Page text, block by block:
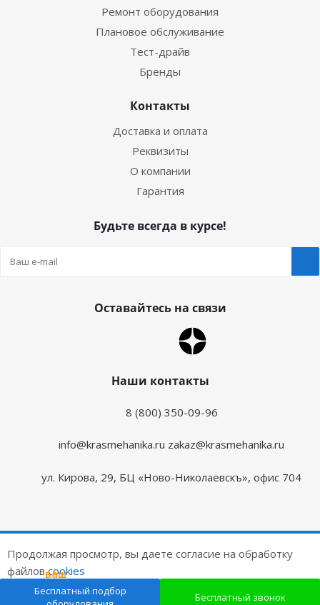
Ремонт оборудования
Плановое обслуживание
Тест-драйв
Бренды
Контакты
Доставка и оплата
Реквизиты
О компании
Гарантия
Будьте всегда в курсе!
Оставайтесь на связи
Наши контакты
8 (800) 350-09-96
info@krasmehanika.ru zakaz@krasmehanika.ru
ул. Кирова, 29, БЦ «Ново-Николаевскъ», офис 704
2026 © Красмеханика
Цены на сайте не являются публичной офертой
Бесплатный подбор
Бесплатный звонок
ваш
подарок
Продолжая просмотр, вы даете согласие на обработку
файловcookies
ОК